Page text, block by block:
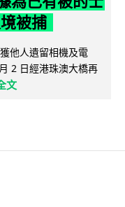
被捕
他人遺留相機及電
2 日經港珠澳大橋再
文